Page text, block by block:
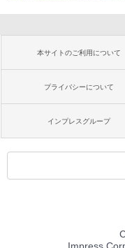
本サイトのご利用について
プライバシーについて
インプレスグループ